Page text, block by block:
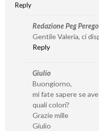
Reply
Redazione Peg Perego
Gentile Valeria, ci
Reply
Giulio
Buongiorno,
mi fate sapere se
quali colori?
Grazie mille
Giulio